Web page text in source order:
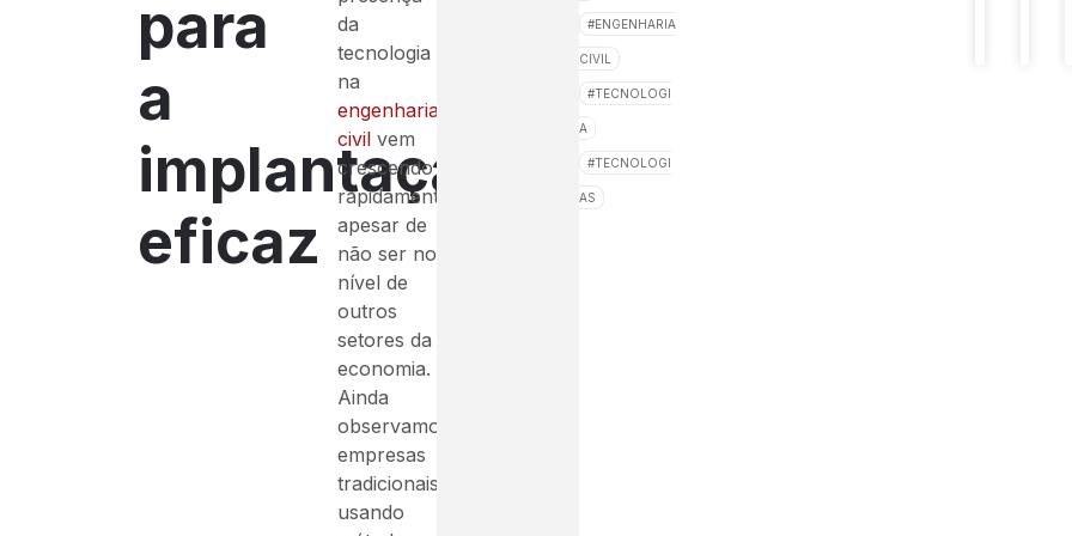
para
a
implantação
eficaz
da
tecnologia
na
engenharia
civilvem
crescendo
rapidamente,
apesar de
não ser no
nível de
outros
setores da
economia.
Ainda
observamos
empresas
tradicionais
usando
ENGENHARIA
CIVIL
TECNOLOGI
A
TECNOLOGI
AS